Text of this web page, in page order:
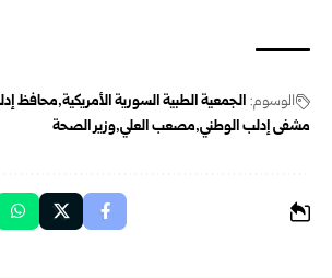
الوسوم: الجمعية الطبية السورية الأمريكية محافظ
مشفى إدلب الوطني مصعب العلي وزير الصحة